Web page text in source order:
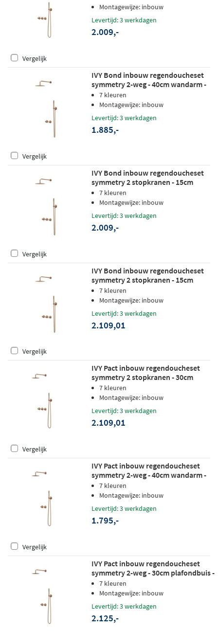
hoofddouche - wandhouder - satin
koper pvd
Montagewijze: inbouw
Levertijd: 3 werkdagen
2.009,-
Vergelijk
IVY Bond inbouw regendoucheset
symmetry 2-weg - 40cm wandarm -
30cm slim hoofddouche -
wandhouder - 3-standen
handdouche - geborsteld mat koper
pvd
7 kleuren
Montagewijze: inbouw
Levertijd: 3 werkdagen
1.885,-
Vergelijk
IVY Bond inbouw regendoucheset
symmetry 2 stopkranen - 15cm
plafondbuis - 20cm medium
hoofddouche - wandhouder - satin
spray handdouche - geborsteld mat
koper pvd
7 kleuren
Montagewijze: inbouw
Levertijd: 3 werkdagen
2.009,-
Vergelijk
IVY Bond inbouw regendoucheset
symmetry 2 stopkranen - 15cm
plafondbuis - 25cm medium
hoofddouche - wandhouder - satin
spray handdouche - geborsteld mat
koper pvd
7 kleuren
Montagewijze: inbouw
Levertijd: 3 werkdagen
2.109,01
Vergelijk
IVY Pact inbouw regendoucheset
symmetry 2 stopkranen - 30cm
plafondbuis - 25cm medium
hoofddouche - wandhouder - satin
koper pvd
7 kleuren
Montagewijze: inbouw
Levertijd: 3 werkdagen
2.109,01
Vergelijk
IVY Pact inbouw regendoucheset
symmetry 2-weg - 40cm wandarm -
20cm medium hoofddouche -
wandhouder - staafhanddouche -
7 kleuren
Montagewijze: inbouw
Levertijd: 3 werkdagen
1.795,-
Vergelijk
IVY Pact inbouw regendoucheset
symmetry 2-weg - 30cm plafondbuis -
30cm medium hoofddouche -
wandhouder - satin spray
pvd
7 kleuren
Montagewijze: inbouw
Levertijd: 3 werkdagen
2.125,-